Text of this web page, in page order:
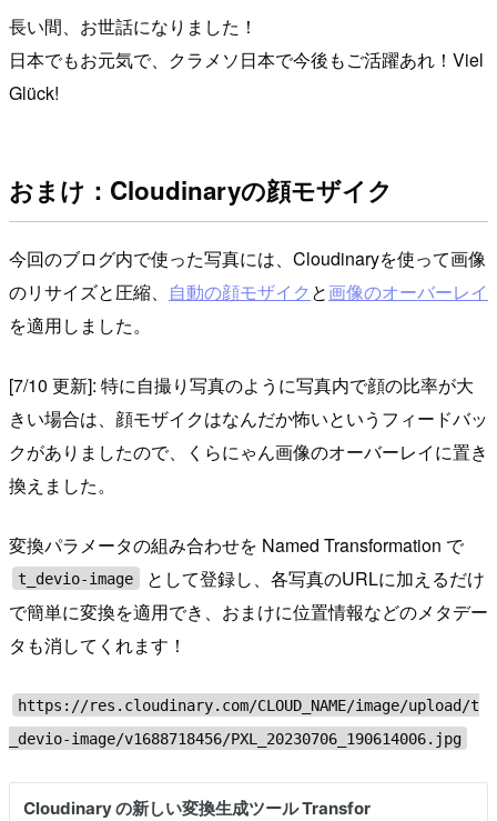
長い間、お世話になりました！
日本でもお元気で、クラメソ日本で今後もご活躍あれ！Viel
Glück!
おまけ：Cloudinaryの顔モザイク
今回のブログ内で使った写真には、Cloudinaryを使って画像
のリサイズと圧縮、 自動の顔モザイク と画像のオーバーレイ
を適用しました。
[7/10 更新]: 特に自撮り写真のように写真内で顔の比率が大
きい場合は、顔モザイクはなんだか怖いというフィードバッ
クがありましたので、くらにゃん画像のオーバーレイに置き
換えました。
変換パラメータの組み合わせを Named Transformation で
t_devio-image
として登録し、各写真のURLに加えるだけ
で簡単に変換を適用でき、おまけに位置情報などのメタデー
タも消してくれます！
https://res.cloudinary.com/CLOUD_NAME/image/upload/t
_devio-image/v1688718456/PXL_20230706_190614006.jpg